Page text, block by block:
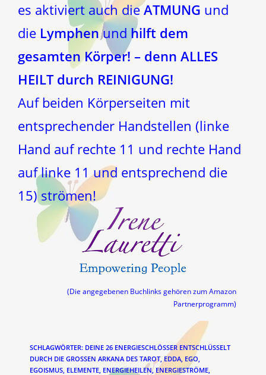
es aktiviert auch dieATMUNG und
die Lymphenund hilft dem
gesamten Körper! – denn ALLES
HEILT durch REINIGUNG!
Auf beiden Körperseiten mit
entsprechender Handstellen (linke
Hand auf rechte 11 und rechte Hand
auf linke 11 und entsprechend die
15) strömen!
(Die angegebenen Buchlinks gehören zum Amazon
Partnerprogramm)
SCHLAGWÖRTER: DEINE 26 ENERGIESCHLÖSSER ENTSCHLÜSSELT
DURCH DIE GROSSEN ARKANA DES TAROT , EDDA, EGO,
EGOISMUS, ELEMENTE, ENERGIEHEILEN, ENERGIESTRÖME,